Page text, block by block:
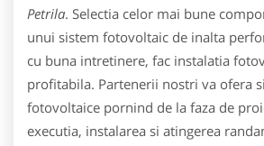
Petrila. Selectia celor mai bune
unui sistem fotovoltaic de inalta
cu buna intretinere, fac instalatia
profitabila. Partenerii nostri va ofera
fotovoltaice pornind de la faza de
executia, instalarea si atingerea